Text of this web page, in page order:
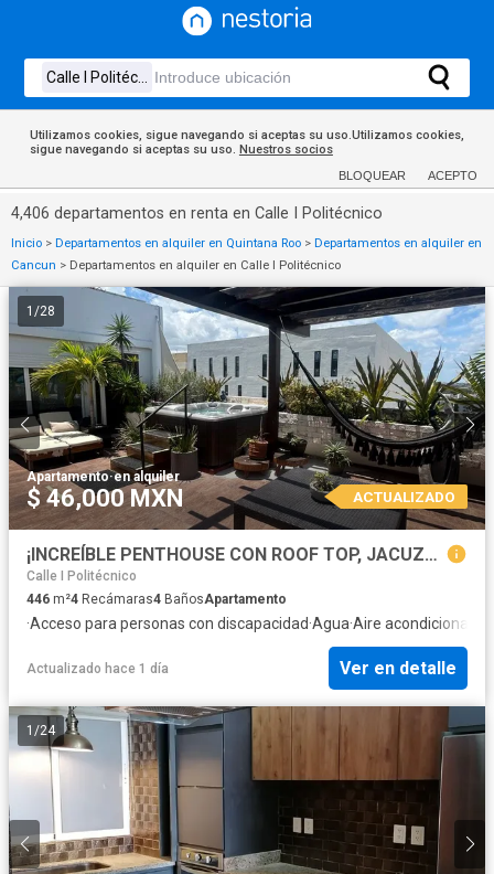
Utilizamos cookies, sigue navegando si aceptas su uso.Utilizamos cookies,
sigue navegando si aceptas su uso. Nuestros socios
BLOQUEAR ACEPTO
4,406 departamentos en renta en Calle I Politécnico
Inicio > Departamentos en alquiler en Quintana Roo > Departamentos en alquiler en
Cancun > Departamentos en alquiler en Calle I Politécnico
1 /28
Apartamento·en alquiler
$ 46,000 MXN ACTUALIZADO
¡INCREÍBLE PENTHOUSE CON ROOF TOP, JACUZZI Y PANELES SOLARES COMPLETAMENTE EQUIPADO!
Calle I Politécnico
446 m²4 Recámaras4 BañosApartamento
·Acceso para personas con discapacidad·Agua·Aire acondicionado
Actualizado hace 1 día Ver en detalle
1 /24